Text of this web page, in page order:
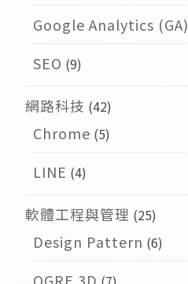
Google Analytics (GA)
SEO (9)
網路科技 (42)
Chrome (5)
LINE (4)
軟體工程與管理 (25)
Design Pattern (6)